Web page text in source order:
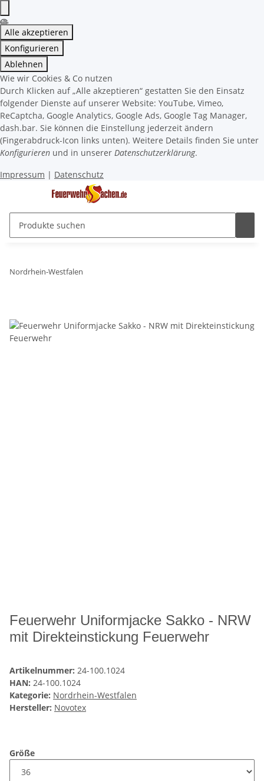
Alle akzeptieren
Konfigurieren
Ablehnen
Wie wir Cookies & Co nutzen
Durch Klicken auf „Alle akzeptieren“ gestatten Sie den Einsatz
folgender Dienste auf unserer Website: YouTube, Vimeo,
ReCaptcha, Google Analytics, Google Ads, Google Tag Manager,
dash.bar. Sie können die Einstellung jederzeit ändern
(Fingerabdruck-Icon links unten). Weitere Details finden Sie unter
Konfigurieren und in unserer Datenschutzerklärung.
Impressum | Datenschutz
Nordrhein-Westfalen
Feuerwehr Uniformjacke Sakko - NRW
mit Direkteinstickung Feuerwehr
Artikelnummer: 24-100.1024
HAN: 24-100.1024
Kategorie: Nordrhein-Westfalen
Hersteller: Novotex
Größe